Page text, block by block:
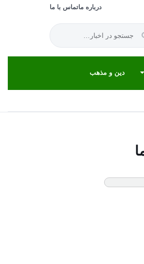
درباره ماتماس با ما
دین و مذهب